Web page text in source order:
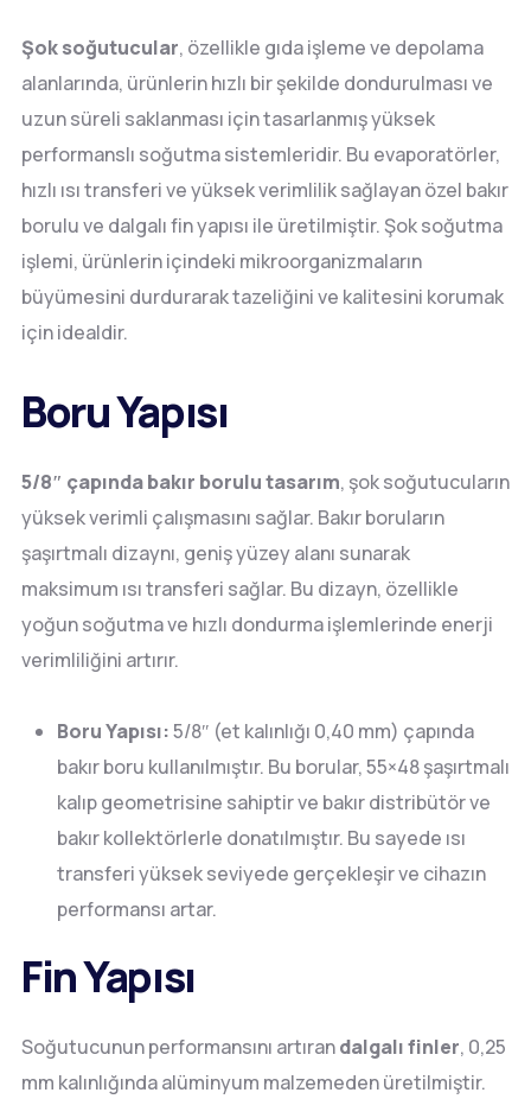
Şok soğutucular, özellikle gıda işleme ve depolama
alanlarında, ürünlerin hızlı bir şekilde dondurulması ve
uzun süreli saklanması için tasarlanmış yüksek
performanslı soğutma sistemleridir. Bu evaporatörler,
hızlı ısı transferi ve yüksek verimlilik sağlayan özel bakır
borulu ve dalgalı fin yapısı ile üretilmiştir. Şok soğutma
işlemi, ürünlerin içindeki mikroorganizmaların
büyümesini durdurarak tazeliğini ve kalitesini korumak
için idealdir.
Boru Yapısı
5/8″ çapında bakır borulu tasarım, şok soğutucuların
yüksek verimli çalışmasını sağlar. Bakır boruların
şaşırtmalı dizaynı, geniş yüzey alanı sunarak
maksimum ısı transferi sağlar. Bu dizayn, özellikle
yoğun soğutma ve hızlı dondurma işlemlerinde enerji
verimliliğini artırır.
Boru Yapısı:5/8″ (et kalınlığı 0,40 mm) çapında
bakır boru kullanılmıştır. Bu borular, 55×48 şaşırtmalı
kalıp geometrisine sahiptir ve bakır distribütör ve
bakır kollektörlerle donatılmıştır. Bu sayede ısı
transferi yüksek seviyede gerçekleşir ve cihazın
performansı artar.
Fin Yapısı
Soğutucunun performansını artırandalgalı finler, 0,25
mm kalınlığında alüminyum malzemeden üretilmiştir.